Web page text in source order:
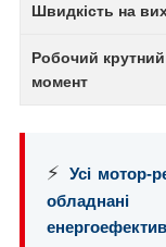
Швидкість на
Робочий крутний
момент
⚡ Усі мотор-
обладнані